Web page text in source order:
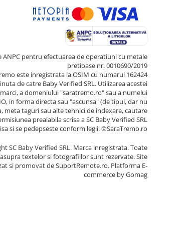
ANPC pentru efectuarea de operatiuni cu metale
pretioase nr. 0010690/2019
este inregistrata la OSIM cu numarul 162424
de catre Baby Verified SRL. Utilizarea acestei
marci, a domeniului "saratremo.ro" sau a numelui
in forma directa sau "ascunsa" (de tipul, dar nu
meta taguri sau alte tehnici de indexare, cautare
prealabila scrisa a SC Baby Verified SRL
si se pedepseste conform legii. ©SaraTremo.ro
SC Baby Verified SRL. Marca inregistrata. Toate
textelor si fotografiilor sunt rezervate. Site
si promovat de SuportRemote.ro. Platforma E-
commerce by Gomag